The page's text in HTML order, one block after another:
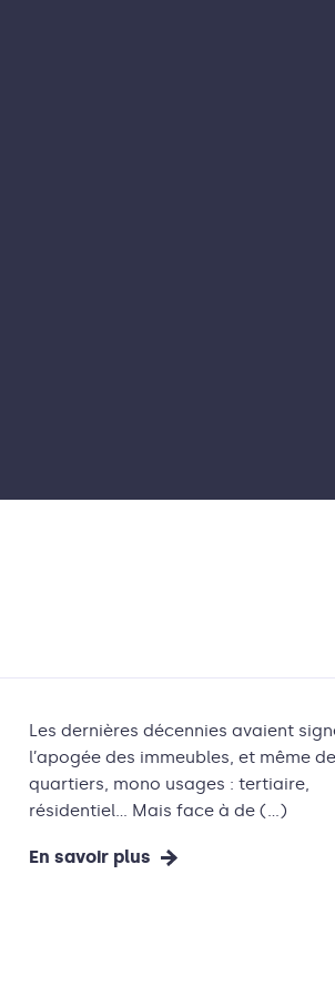
Les dernières décennies avaient
l’apogée des immeubles, et même
quartiers, mono usages : tertiaire,
résidentiel… Mais face à de (…)
En savoir plus